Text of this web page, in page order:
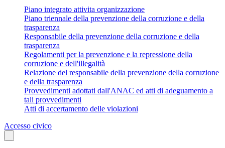
Piano integrato attivita organizzazione
Piano triennale della prevenzione della corruzione e della
trasparenza
Responsabile della prevenzione della corruzione e della
trasparenza
Regolamenti per la prevenzione e la repressione della
corruzione e dell'illegalità
Relazione del responsabile della prevenzione della corruzione
e della trasparenza
Provvedimenti adottati dall'ANAC ed atti di adeguamento a
tali provvedimenti
Atti di accertamento delle violazioni
Accesso civico